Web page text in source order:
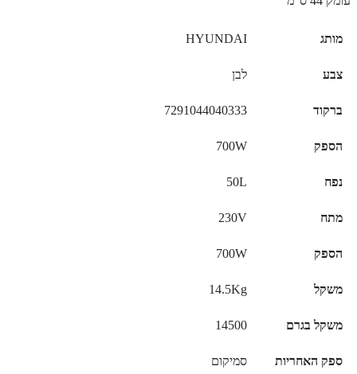
מותג HYUNDAI
צבע לבן
ברקוד 7291044040333
הספק 700W
נפח 50L
מתח 230V
הספק 700W
משקל 14.5Kg
משקל בגרם 14500
ספק האחריות סמיקום